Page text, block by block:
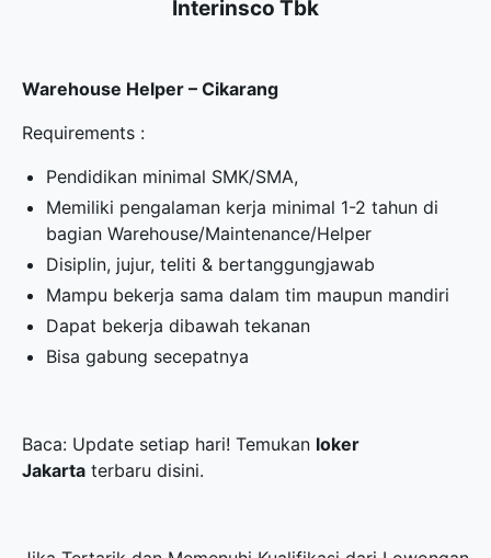
Interinsco Tbk
Warehouse Helper – Cikarang
Requirements :
Pendidikan minimal SMK/SMA,
Memiliki pengalaman kerja minimal 1-2 tahun di
bagian Warehouse/Maintenance/Helper
Disiplin, jujur, teliti & bertanggungjawab
Mampu bekerja sama dalam tim maupun mandiri
Dapat bekerja dibawah tekanan
Bisa gabung secepatnya
Baca: Update setiap hari! Temukan loker
Jakarta terbaru disini.